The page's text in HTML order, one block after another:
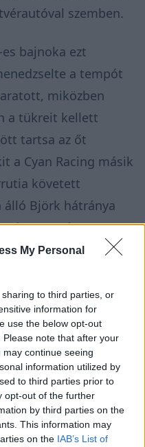
My Personal
to third parties, or
information for
use the below opt-out
note that after your
continue seeing
information utilized by
to third parties prior to
opt-out of the further
by third parties on the
This information may
on the IAB’s List of
szemben.
bajnoka ezt
a tempót
miközben
a tükreit kellett
tartsa az őt
a Cyan Racing másik
követett
álló Björk hátránya
rúgott. A 14.
megelőzni a svédet
érnie a 6. hellyel.